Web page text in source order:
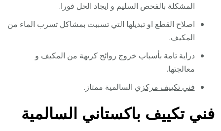
المشكلة بالفحص السليم و ايجاد الحل فورا.
اصلاح القطع او تبديلها التي تسببت بمشاكل تسرب الماء من
المكيف.
دراية تامة بأسباب خروج روائح كريهة من المكيف و
معالجتها.
فني تكييف مركزي السالمية ممتاز.
فني تكييف باكستاني السالمية